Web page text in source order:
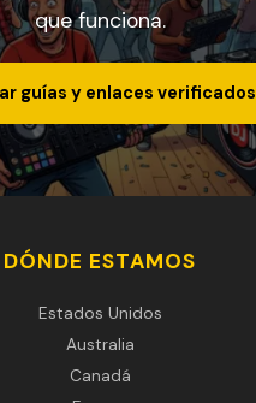
que funciona.
guías y enlaces verificados
DÓNDE ESTAMOS
Estados Unidos
Australia
Canadá